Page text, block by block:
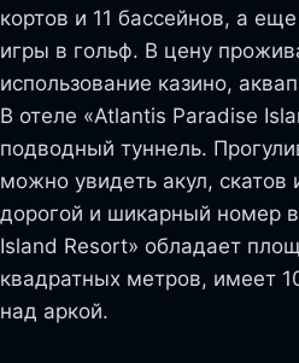
кортов и 11 бассейнов, а
игры в гольф. В цену
использование казино,
В отеле «Atlantis Paradise
подводный туннель.
можно увидеть акул,
дорогой и шикарный номер
Island Resort» обладает
квадратных метров, имеет
над аркой.